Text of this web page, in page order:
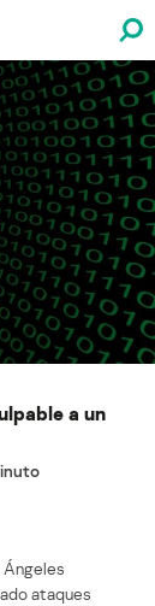
a un
Ángeles
ataques